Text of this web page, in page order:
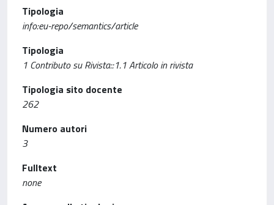
Tipologia
info:eu-repo/semantics/article
Tipologia
1 Contributo su Rivista::1.1 Articolo in rivista
Tipologia sito docente
262
Numero autori
3
Fulltext
none